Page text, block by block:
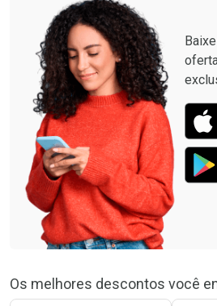
Os melhores descontos você